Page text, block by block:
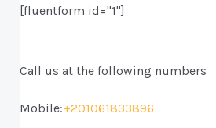
[fluentform id="1"]
Call us at the following numbers
Mobile:+201061833896